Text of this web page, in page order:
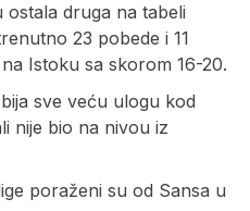
druga na tabeli
23 pobede i 11
Istoku sa skorom 16-20.
sve veću ulogu kod
nije bio na nivou iz
poraženi su od Sansa u